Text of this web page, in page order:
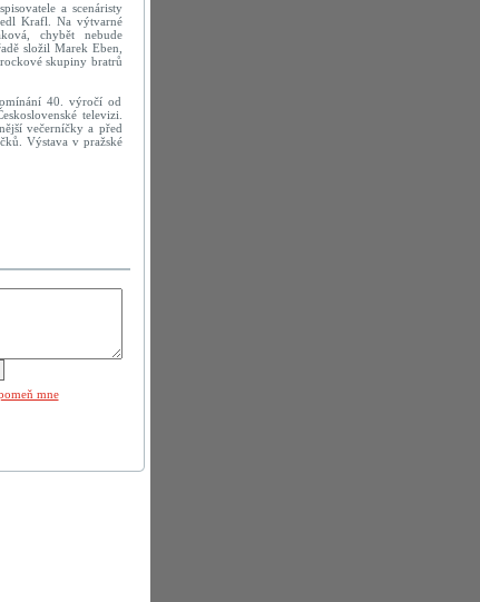
a scenáristy
Krafl. Na výtvarné
chybět nebude
složil Marek Eben,
skupiny bratrů
40. výročí od
televizi.
večerníčky a před
Výstava v pražské
mne